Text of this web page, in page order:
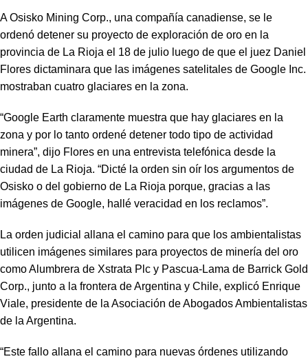
A Osisko Mining Corp., una compañía canadiense, se le
ordenó detener su proyecto de exploración de oro en la
provincia de La Rioja el 18 de julio luego de que el juez Daniel
Flores dictaminara que las imágenes satelitales de Google Inc.
mostraban cuatro glaciares en la zona.
“Google Earth claramente muestra que hay glaciares en la
zona y por lo tanto ordené detener todo tipo de actividad
minera”, dijo Flores en una entrevista telefónica desde la
ciudad de La Rioja. “Dicté la orden sin oír los argumentos de
Osisko o del gobierno de La Rioja porque, gracias a las
imágenes de Google, hallé veracidad en los reclamos”.
La orden judicial allana el camino para que los ambientalistas
utilicen imágenes similares para proyectos de minería del oro
como Alumbrera de Xstrata Plc y Pascua-Lama de Barrick Gold
Corp., junto a la frontera de Argentina y Chile, explicó Enrique
Viale, presidente de la Asociación de Abogados Ambientalistas
de la Argentina.
“Este fallo allana el camino para nuevas órdenes utilizando